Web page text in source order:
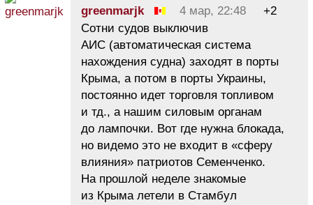
greenmarjk 4 мар, 22:48
+2
Сотни судов выключив
АИС (автоматическая система
нахождения судна) заходят в порты
Крыма, а потом в порты Украины,
постоянно идет торговля топливом
и тд., а нашим силовым органам
до лампочки. Вот где нужна блокада,
но видемо это не входит в «сферу
влияния» патриотов Семенченко.
На прошлой неделе знакомые
из Крыма летели в Стамбул